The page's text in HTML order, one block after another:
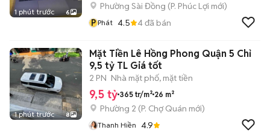
1 phút trước 6
Phường Sài Đồng (P. Phúc Lợi mới)
P Phát 4.5 4đã bán
1 phút trước 8
Mặt Tiền Lê Hồng Phong Quận 5 Chỉ
9,5 tỷ TL Giá tốt
2 PN Nhà mặt phố, mặt tiền
9,5 tỷ 365 tr/m² 26 m²
Phường 2 (P. Chợ Quán mới)
Thanh Hiền 4.9